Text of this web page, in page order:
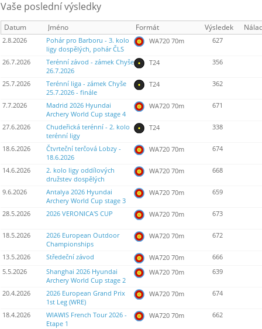
Vaše poslední výsledky
Datum Jméno Formát Výsledek
2.8.2026
Pohár pro Barboru - 3. kolo
ligy dospělých, pohár ČLS
WA720 70m 627
26.7.2026
Terénní závod - zámek Chyše
26.7.2026
T24 356
25.7.2026
Terénní liga - zámek Chyše
25.7.2026 - finále
T24 362
7.7.2026
Madrid 2026 Hyundai
Archery World Cup stage 4
WA720 70m 671
27.6.2026
Chudeřická terénní - 2. kolo
terénní ligy
T24 338
18.6.2026
Čtvrteční terčová Lobzy -
18.6.2026
WA720 70m 674
14.6.2026
2. kolo ligy oddílových
družstev dospělých
WA720 70m 668
9.6.2026
Antalya 2026 Hyundai
Archery World Cup stage 3
WA720 70m 659
28.5.2026 2026 VERONICA'S CUP WA720 70m 673
18.5.2026
2026 European Outdoor
Championships
WA720 70m 672
13.5.2026 Středeční závod WA720 70m
666
5.5.2026
Shanghai 2026 Hyundai
Archery World Cup stage 2
WA720 70m 639
20.4.2026
2026 European Grand Prix
1st Leg (WRE)
WA720 70m 674
18.4.2026
WIAWIS French Tour 2026 -
Etape 1
WA720 70m 662